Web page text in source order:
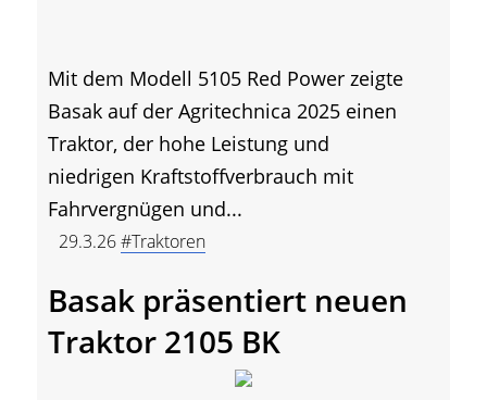
Mit dem Modell 5105 Red Power zeigte
Basak auf der Agritechnica 2025 einen
Traktor, der hohe Leistung und
niedrigen Kraftstoffverbrauch mit
Fahrvergnügen und...
29.3.26#Traktoren
Basak präsentiert neuen
Traktor 2105 BK